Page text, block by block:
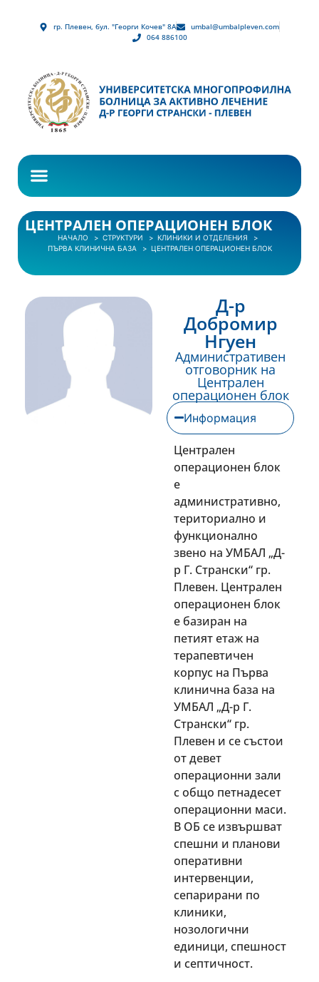
гр. Плевен, бул. "Георги Кочев" 8А
umbal@umbalpleven.com
064 886100
ЦЕНТРАЛЕН ОПЕРАЦИОНЕН БЛОК
НАЧАЛО СТРУКТУРИ
КЛИНИКИ И ОТДЕЛЕНИЯ
ПЪРВА КЛИНИЧНА БАЗА
ЦЕНТРАЛЕН ОПЕРАЦИОНЕН БЛОК
Д-р
Добромир
Нгуен
Административен
отговорник на
Централен
операционен блок
Информация
Централен
операционен блок
е
административно,
териториално и
функционално
звено на УМБАЛ „Д-
р Г. Странски“ гр.
Плевен. Централен
операционен блок
е базиран на
петият етаж на
терапевтичен
корпус на Първа
клинична база на
УМБАЛ „Д-р Г.
Странски“ гр.
Плевен и се състои
от девет
операционни зали
с общо петнадесет
операционни маси.
В ОБ се извършват
спешни и планови
оперативни
интервенции,
сепарирани по
клиники,
нозологични
единици, спешност
и септичност.